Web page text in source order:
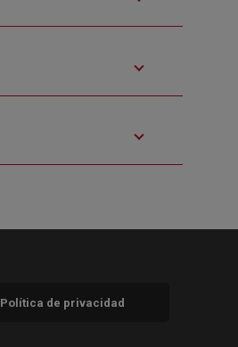
Política de privacidad